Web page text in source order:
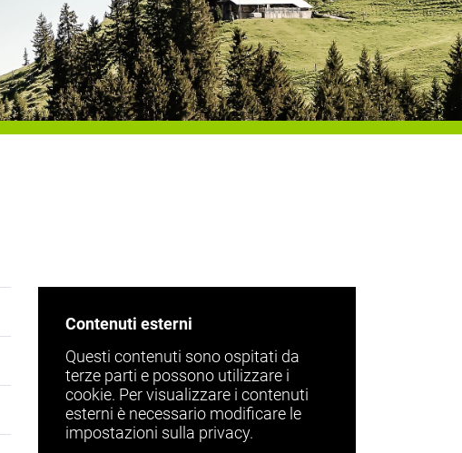
Contenuti esterni
Questi contenuti sono ospitati da
terze parti e possono utilizzare i
cookie. Per visualizzare i contenuti
esterni è necessario modificare le
impostazioni sulla privacy.